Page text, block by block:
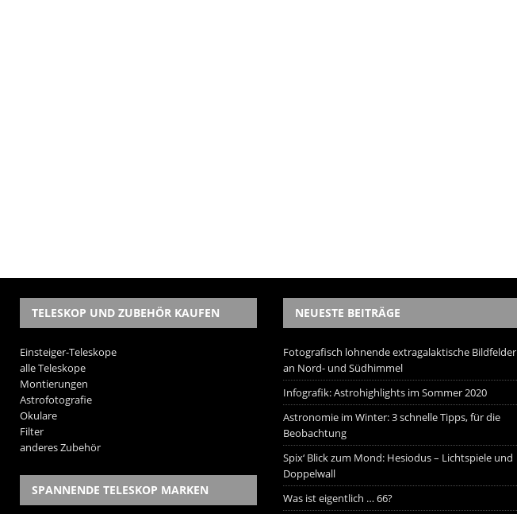
TELESKOP UND ZUBEHÖR KAUFEN
Einsteiger-Teleskope
alle Teleskope
Montierungen
Astrofotografie
Okulare
Filter
anderes Zubehör
SPANNENDE TELESKOP MARKEN
NEUESTE BEITRÄGE
Fotografisch lohnende extragalaktische Bildfelder
an Nord- und Südhimmel
Infografik: Astrohighlights im Sommer 2020
Astronomie im Winter: 3 schnelle Tipps, für die
Beobachtung
Spix‘ Blick zum Mond: Hesiodus – Lichtspiele und
Doppelwall
Was ist eigentlich … 66?